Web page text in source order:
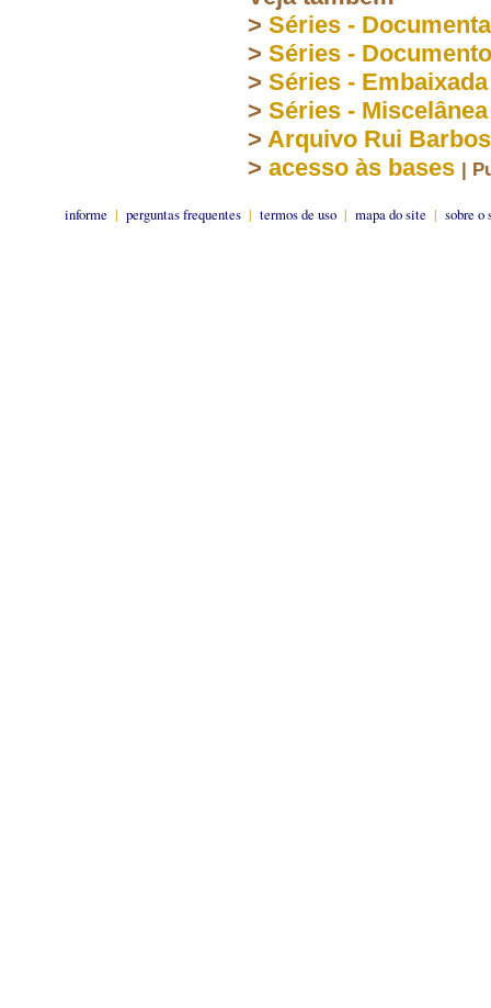
> Séries -
> Séries -
> Séries -
> Séries - Miscelânea
> Arquivo Rui
> acesso às bases |
informe | perguntas frequentes | termos de uso | mapa do site | sobre o